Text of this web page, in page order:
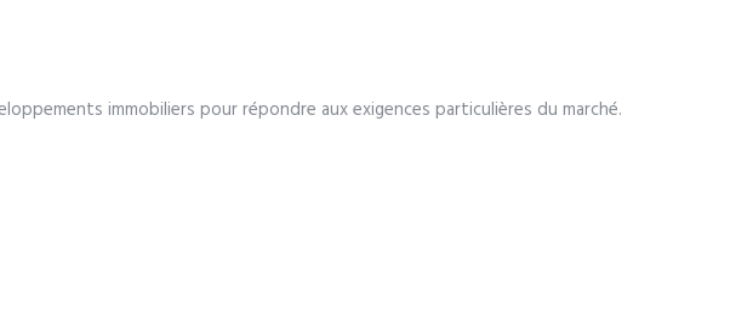
immobiliers pour répondre aux exigences particulières du marché.